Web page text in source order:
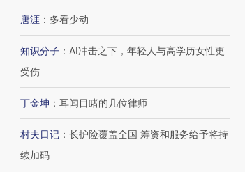
唐涯 ： 多看少动
知识分子 ： AI冲击之下，年轻人与高学历女性更
受伤
丁金坤 ： 耳闻目睹的几位律师
村夫日记 ： 长护险覆盖全国 筹资和服务给予将持
续加码